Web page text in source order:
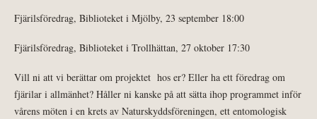
Fjärilsföredrag, Biblioteket i Mjölby, 23 september 18:00
Fjärilsföredrag, Biblioteket i Trollhättan, 27 oktober 17:30
Vill ni att vi berättar om projektet hos er? Eller ha ett föredrag om
fjärilar i allmänhet? Håller ni kanske på att sätta ihop programmet inför
vårens möten i en krets av Naturskyddsföreningen, ett entomologisk